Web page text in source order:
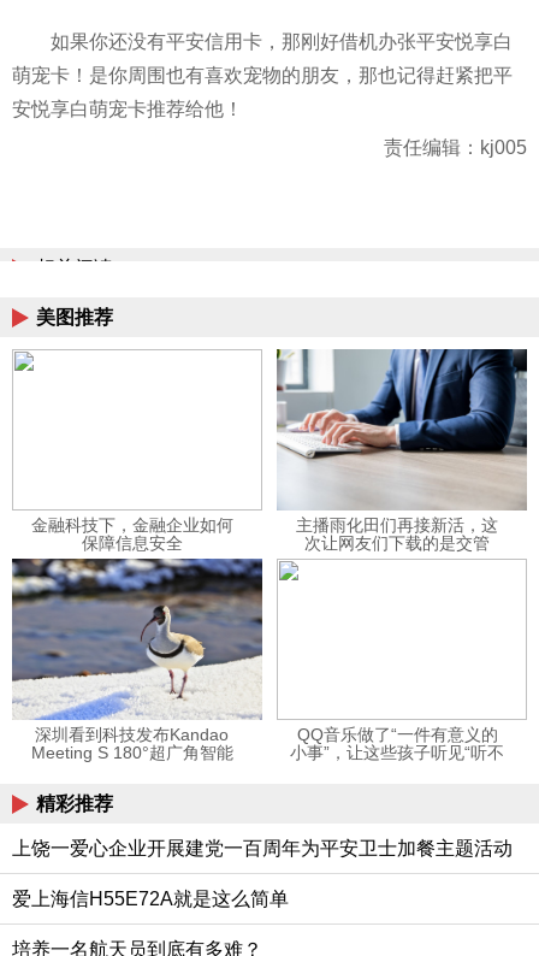
如果你还没有平安信用卡，那刚好借机办张平安悦享白
萌宠卡！是你周围也有喜欢宠物的朋友，那也记得赶紧把平
安悦享白萌宠卡推荐给他！
责任编辑：kj005
相关阅读
美图推荐
金融科技下，金融企业如何
保障信息安全
主播雨化田们再接新活，这
次让网友们下载的是交管
12123APP
深圳看到科技发布Kandao
Meeting S 180°超广角智能
QQ音乐做了“一件有意义的
小事”，让这些孩子听见“听不
精彩推荐
上饶一爱心企业开展建党一百周年为平安卫士加餐主题活动
爱上海信H55E72A就是这么简单
培养一名航天员到底有多难？